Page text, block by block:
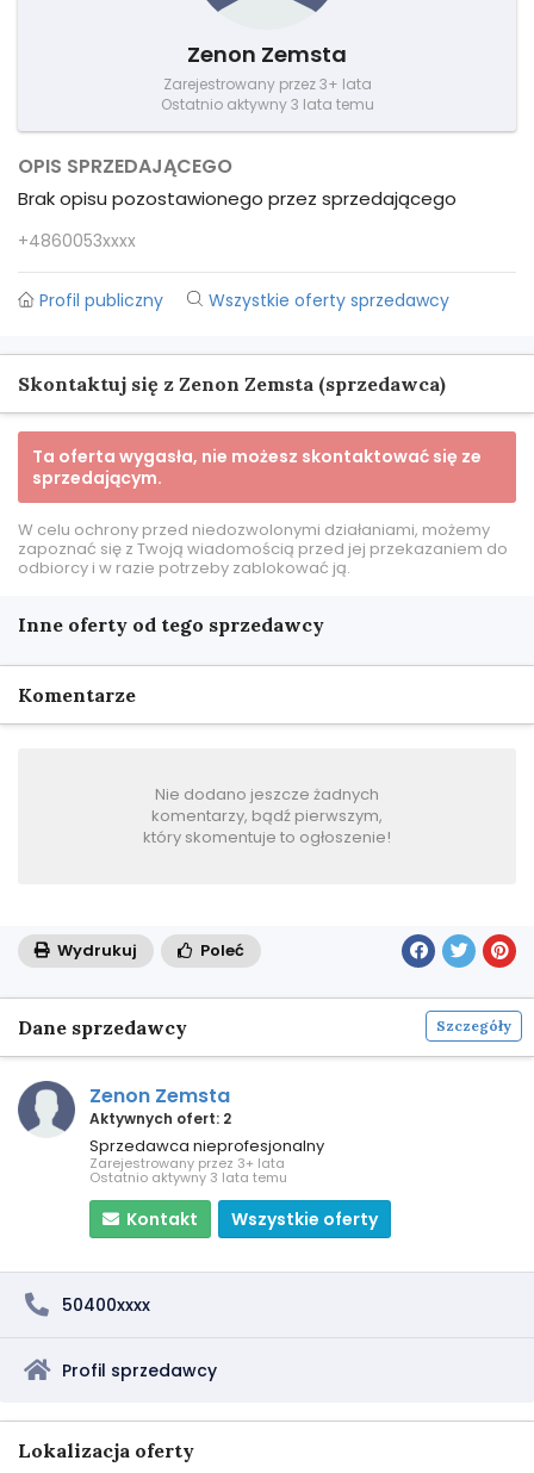
Zenon Zemsta
Zarejestrowany przez 3+ lata
Ostatnio aktywny 3 lata temu
OPIS SPRZEDAJĄCEGO
Brak opisu pozostawionego przez sprzedającego
+4860053xxxx
Profil publiczny Wszystkie oferty sprzedawcy
Skontaktuj się z Zenon Zemsta (sprzedawca)
Ta oferta wygasła, nie możesz skontaktować się ze
sprzedającym.
W celu ochrony przed niedozwolonymi działaniami, możemy
zapoznać się z Twoją wiadomością przed jej przekazaniem do
odbiorcy i w razie potrzeby zablokować ją.
Inne oferty od tego sprzedawcy
Komentarze
Nie dodano jeszcze żadnych
komentarzy, bądź pierwszym,
który skomentuje to ogłoszenie!
Wydrukuj Poleć
Dane sprzedawcy Szczegóły
Zenon Zemsta
Aktywnych ofert: 2
Sprzedawca nieprofesjonalny
Zarejestrowany przez 3+ lata
Ostatnio aktywny 3 lata temu
Kontakt Wszystkie oferty
50400xxxx
Profil sprzedawcy
Lokalizacja oferty